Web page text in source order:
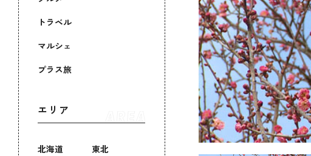
トラベル
マルシェ
プラス旅
エリア
北海道
東北